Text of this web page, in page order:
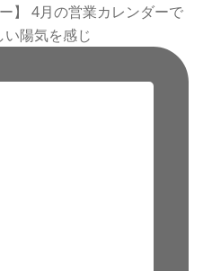
】 4月の営業カレンダーで
陽気を感じ